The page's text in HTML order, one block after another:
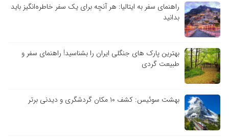
راهنمای سفر به ایتالیا: هر آنچه برای یک سفر خاطره‌انگیز باید
بدانید
بهترین پارک های جنگلی ایران را بشناسید! راهنمای سفر و
طبیعت گردی
بهشت سوئیس: کشف ۱۰ مکان گردشگری و دیدنی برتر